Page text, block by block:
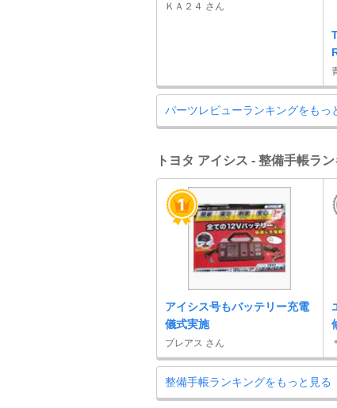
ＫＡ２４ さん
パーツレビューランキングをもっ
トヨタ アイシス - 整備手帳ラ
アイシス号もバッテリー充電
儀式実施
プレアス さん
整備手帳ランキングをもっと見る